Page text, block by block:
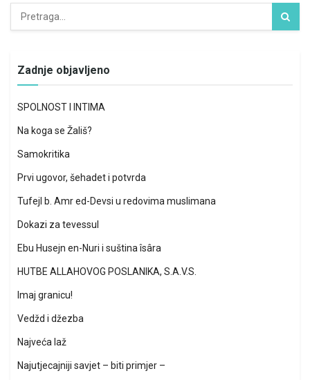
Zadnje objavljeno
SPOLNOST I INTIMA
Na koga se Žališ?
Samokritika
Prvi ugovor, šehadet i potvrda
Tufejl b. Amr ed-Devsi u redovima muslimana
Dokazi za tevessul
Ebu Husejn en-Nuri i suština îsâra
HUTBE ALLAHOVOG POSLANIKA, S.A.V.S.
Imaj granicu!
Vedžd i džezba
Najveća laž
Najutjecajniji savjet – biti primjer –